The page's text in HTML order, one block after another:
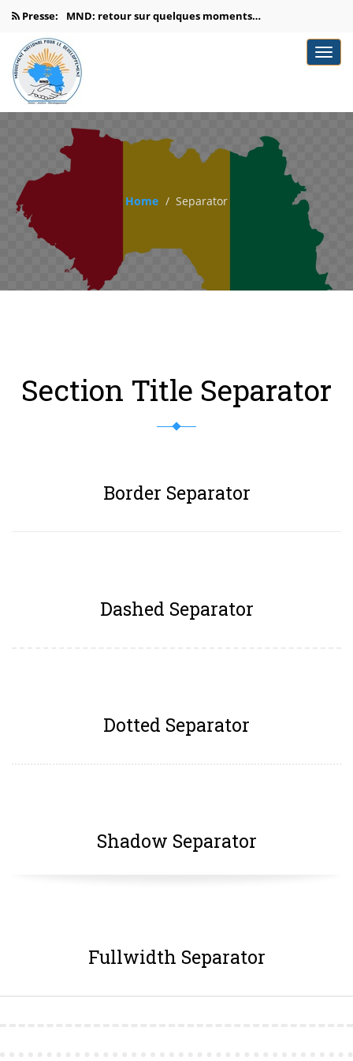
Presse: MND: retour sur quelques moments…
MND: c’est reparti pour une…
GUINÉE : DR OUSMANE DORÉ…
Dr Ousmane Doré du MND:‹‹Ma…
Doré, promet les reformes institutionnelles,…
Home Separator
Section Title Separator
Border Separator
Dashed Separator
Dotted Separator
Shadow Separator
Fullwidth Separator